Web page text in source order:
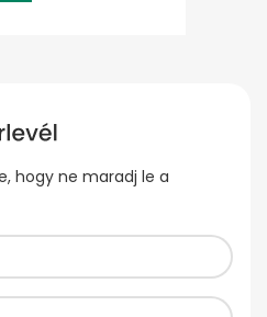
hogy ne maradj le a